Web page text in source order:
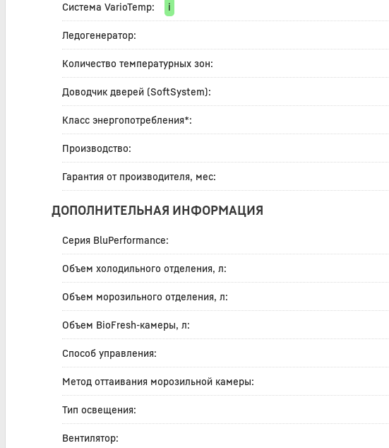
Система VarioTemp: i
Ледогенератор:
Количество температурных зон:
Доводчик дверей (SoftSystem):
Класс энергопотребления*:
Производство:
Гарантия от производителя, мес:
ДОПОЛНИТЕЛЬНАЯ ИНФОРМАЦИЯ
Серия BluPerformance:
Объем холодильного отделения, л:
Объем морозильного отделения, л:
Объем BioFresh-камеры, л:
Способ управления:
Метод оттаивания морозильной камеры:
Тип освещения:
Вентилятор: